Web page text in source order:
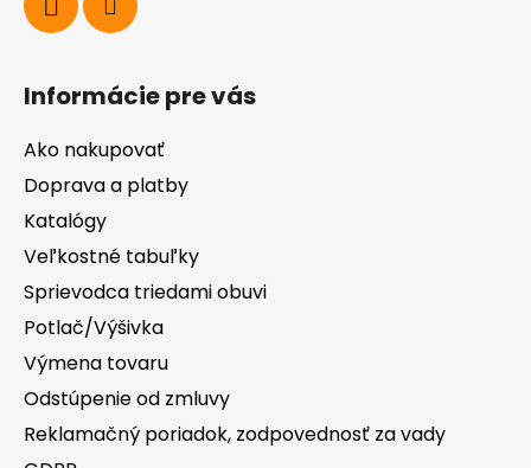
Informácie pre vás
Ako nakupovať
Doprava a platby
Katalógy
Veľkostné tabuľky
Sprievodca triedami obuvi
Potlač/Výšivka
Výmena tovaru
Odstúpenie od zmluvy
Reklamačný poriadok, zodpovednosť za vady